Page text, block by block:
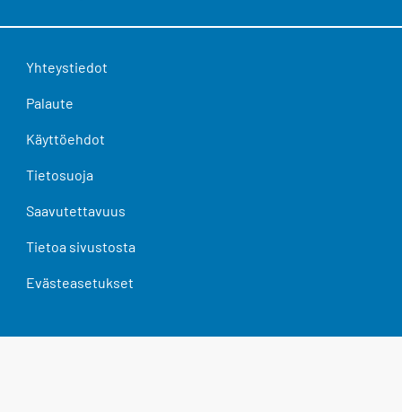
Yhteystiedot
Palaute
Käyttöehdot
Tietosuoja
Saavutettavuus
Tietoa sivustosta
Evästeasetukset